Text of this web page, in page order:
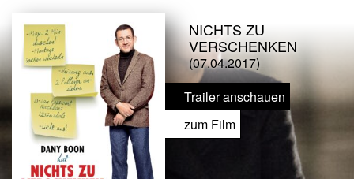
NICHTS ZU
VERSCHENKEN
(07.04.2017)
Trailer anschauen
zum Film